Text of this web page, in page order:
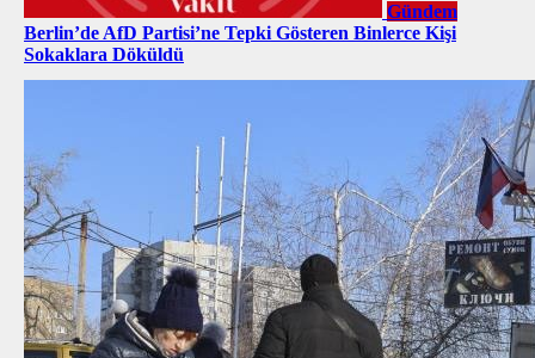
Gündem
Berlin’de AfD Partisi’ne Tepki Gösteren Binlerce Kişi
Sokaklara Döküldü